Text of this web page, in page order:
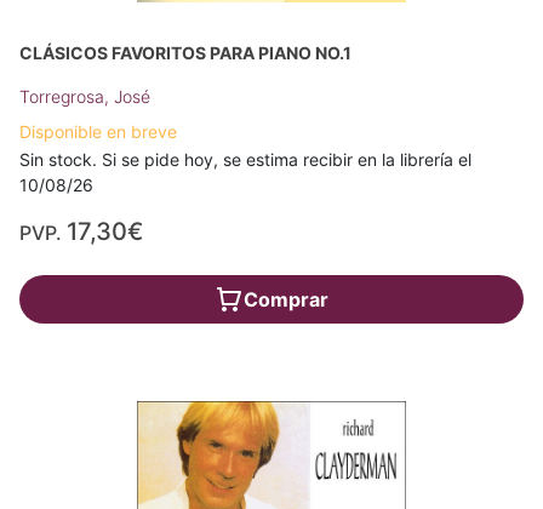
CLÁSICOS FAVORITOS PARA PIANO NO.1
Torregrosa, José
Disponible en breve
Sin stock. Si se pide hoy, se estima recibir en la librería el
10/08/26
PVP. 17,30€
Comprar